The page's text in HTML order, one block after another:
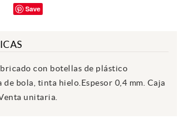
Save
con botellas de plástico
de bola, tinta hielo.Espesor 0,4 mm. Caja
unitaria.